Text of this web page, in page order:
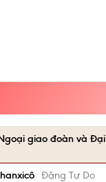
giao đoàn và
Đặng Tự Do